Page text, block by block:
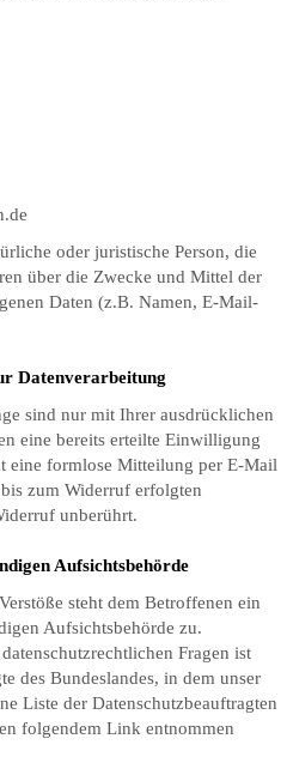
oder juristische Person, die
über die Zwecke und Mittel der
Daten (z.B. Namen, E-Mail-
Datenverarbeitung
sind nur mit Ihrer ausdrücklichen
eine bereits erteilte Einwilligung
eine formlose Mitteilung per E-Mail
zum Widerruf erfolgten
unberührt.
Aufsichtsbehörde
steht dem Betroffenen ein
Aufsichtsbehörde zu.
Fragen ist
des Bundeslandes, in dem unser
Liste der Datenschutzbeauftragten
folgendem Link entnommen